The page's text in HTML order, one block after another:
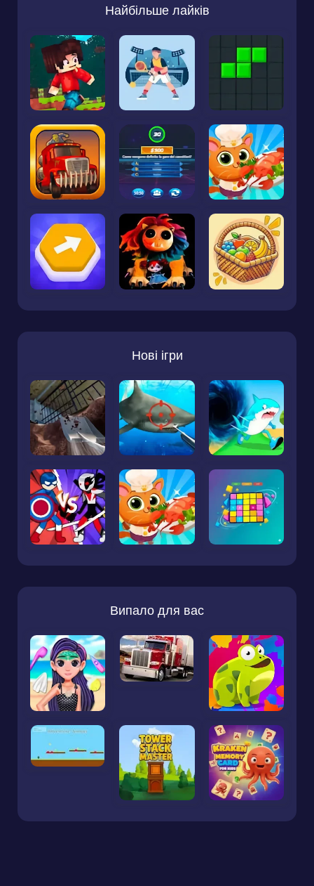
Найбільше лайків
Нові ігри
Випало для вас